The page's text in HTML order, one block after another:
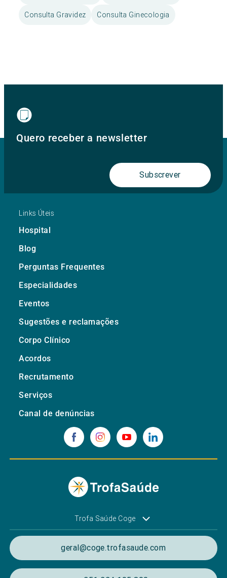
Consulta Gravidez Consulta Ginecologia
Quero receber a newsletter
Subscrever
Links Úteis
Hospital
Blog
Perguntas Frequentes
Especialidades
Eventos
Sugestões e reclamações
Corpo Clínico
Acordos
Recrutamento
Serviços
Canal de denúncias
Trofa Saúde Coge
geral@coge.trofasaude.com